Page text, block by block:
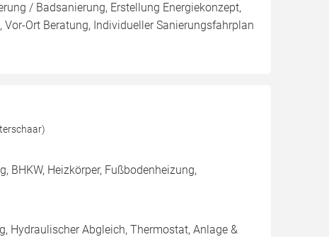
/ Badsanierung, Erstellung Energiekonzept,
Ort Beratung, Individueller Sanierungsfahrplan
BHKW, Heizkörper, Fußbodenheizung,
Hydraulischer Abgleich, Thermostat, Anlage &